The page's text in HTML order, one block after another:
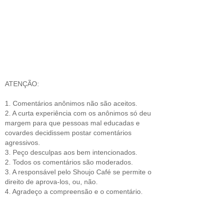
ATENÇÃO:
1. Comentários anônimos não são aceitos.
2. A curta experiência com os anônimos só deu
margem para que pessoas mal educadas e
covardes decidissem postar comentários
agressivos.
3. Peço desculpas aos bem intencionados.
2. Todos os comentários são moderados.
3. A responsável pelo Shoujo Café se permite o
direito de aprova-los, ou, não.
4. Agradeço a compreensão e o comentário.